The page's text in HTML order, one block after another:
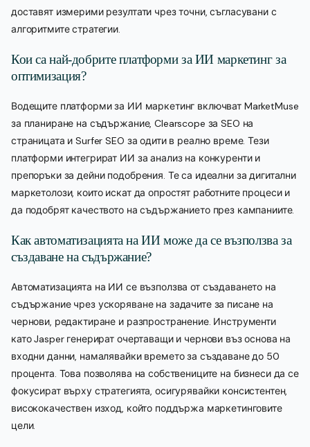
доставят измерими резултати чрез точни, съгласувани с
алгоритмите стратегии.
Кои са най-добрите платформи за ИИ маркетинг за
оптимизация?
Водещите платформи за ИИ маркетинг включват MarketMuse
за планиране на съдържание, Clearscope за SEO на
страницата и Surfer SEO за одити в реално време. Тези
платформи интегрират ИИ за анализ на конкуренти и
препоръки за дейни подобрения. Те са идеални за дигитални
маркетолози, които искат да опростят работните процеси и
да подобрят качеството на съдържанието през кампаниите.
Как автоматизацията на ИИ може да се възползва за
създаване на съдържание?
Автоматизацията на ИИ се възползва от създаването на
съдържание чрез ускоряване на задачите за писане на
чернови, редактиране и разпространение. Инструменти
като Jasper генерират очертаващи и чернови въз основа на
входни данни, намалявайки времето за създаване до 50
процента. Това позволява на собствениците на бизнеси да се
фокусират върху стратегията, осигурявайки консистентен,
висококачествен изход, който поддържа маркетинговите
цели.